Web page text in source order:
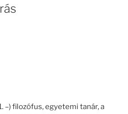
–) filozófus, egyetemi tanár, a